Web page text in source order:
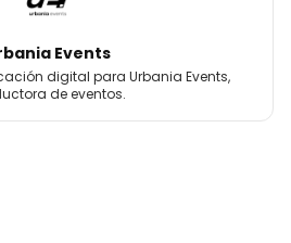
Events
digital para Urbania Events,
de eventos.